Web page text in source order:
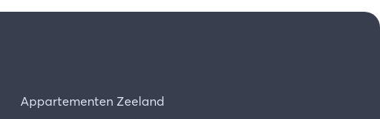
Appartementen Zeeland